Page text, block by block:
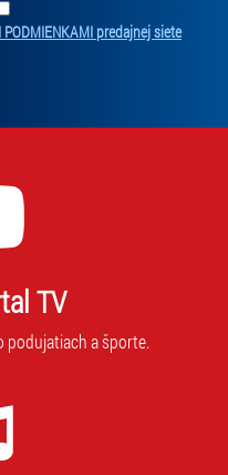
PODMIENKAMI predajnej siete
TV
podujatiach a športe.